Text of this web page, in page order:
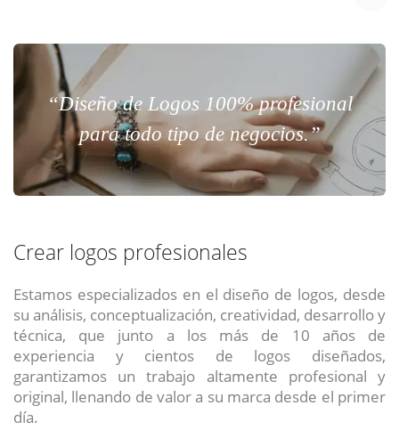
“Diseño de Logos 100% profesional
para todo tipo de negocios.”
Crear logos profesionales
Estamos especializados en el diseño de logos, desde
su análisis, conceptualización, creatividad, desarrollo y
técnica, que junto a los más de 10 años de
experiencia y cientos de logos diseñados,
garantizamos un trabajo altamente profesional y
original, llenando de valor a su marca desde el primer
día.